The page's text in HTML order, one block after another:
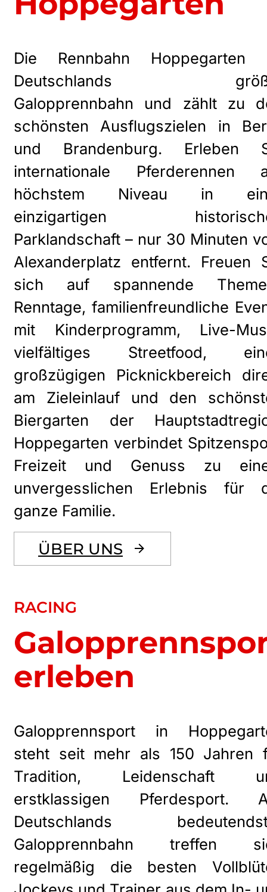
Die Rennbahn Hoppegarten
Deutschlands
Galopprennbahn und zählt zu
schönsten Ausflugszielen in
und Brandenburg. Erleben
internationale Pferderennen
höchstem Niveau in
einzigartigen
Parklandschaft – nur 30 Minuten
Alexanderplatz entfernt. Freuen
sich auf spannende
Renntage, familienfreundliche
mit Kinderprogramm, Live-
vielfältiges Streetfood,
großzügigen Picknickbereich
am Zieleinlauf und den
Biergarten der
Hoppegarten verbindet
Freizeit und Genuss zu
unvergesslichen Erlebnis für
ganze Familie.
ÜBER UNS
RACING
erleben
Galopprennsport in
steht seit mehr als 150 Jahren
Tradition, Leidenschaft
erstklassigen Pferdesport.
Deutschlands
Galopprennbahn treffen
regelmäßig die besten